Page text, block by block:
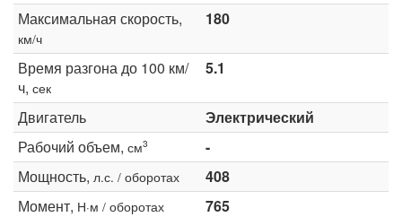
Максимальная скорость,
км/ч
180
Время разгона до 100 км/
ч, сек
5.1
Двигатель
Электрический
Рабочий объем, см3
-
Мощность, л.с. / оборотах
408
Момент, Н·м / оборотах
765